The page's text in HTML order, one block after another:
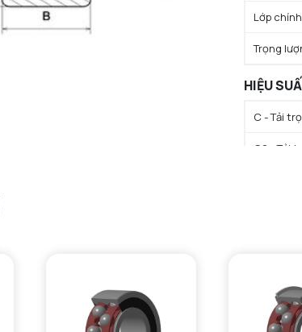
Lớp
Trọng
HIỆU
C - Tải
C0 - Tải
Tmax -